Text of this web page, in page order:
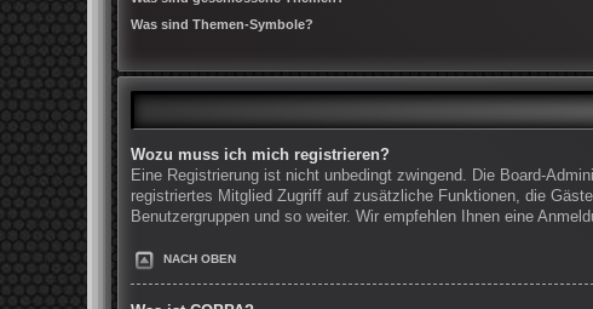
Was sind Themen-Symbole?
Wozu muss ich mich registrieren?
Eine Registrierung ist nicht unbedingt zwingend. Die Board-
registriertes Mitglied Zugriff auf zusätzliche Funktionen, die
Benutzergruppen und so weiter. Wir empfehlen Ihnen eine
NACH OBEN